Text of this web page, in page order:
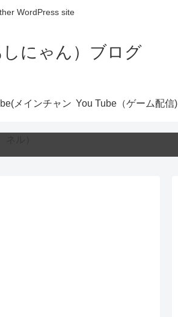
WordPress site
にゃん）ブログ
メインチャン You Tube（ゲーム配信)